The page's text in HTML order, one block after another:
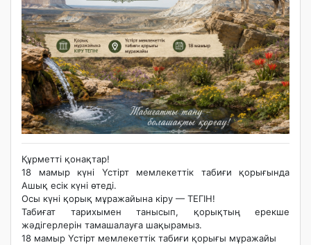
Құрметті қонақтар!
18 мамыр күні Үстірт мемлекеттік табиғи қорығында
Ашық есік күні өтеді.
Осы күні қорық мұражайына кіру — ТЕГІН!
Табиғат тарихымен танысып, қорықтың ерекше
жәдігерлерін тамашалауға шақырамыз.
18 мамыр Үстірт мемлекеттік табиғи қорығы мұражайы